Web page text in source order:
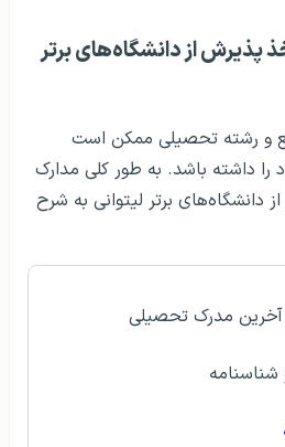
پذیرش از دانشگاه‌های برتر
و رشته تحصیلی ممکن است
داشته باشد. به طور کلی مدارک
دانشگاه‌های برتر لیتوانی به شرح
آخرین مدرک تحصیلی